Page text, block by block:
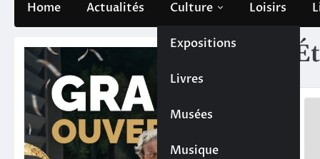
Home Actualités Culture
Expositions
Livres
Musées
Musique
Loisirs